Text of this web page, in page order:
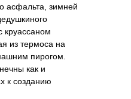
асфальта, зимней
круассаном
из термоса на
пирогом.
как и
к созданию